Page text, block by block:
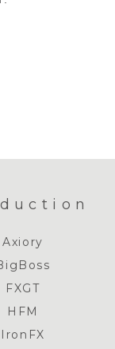
Axiory
FXGT
HFM
IronFX